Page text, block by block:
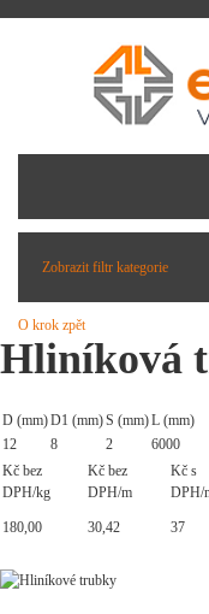
Zobrazit filtr kategorie
O krok zpět
Hliníková
D (mm)D1 (mm)S (mm)L (mm)
12
8 2
6000
Kč bez
DPH/kg
Kč bez
DPH/m
Kč s
DPH/
180,00 30,42 37